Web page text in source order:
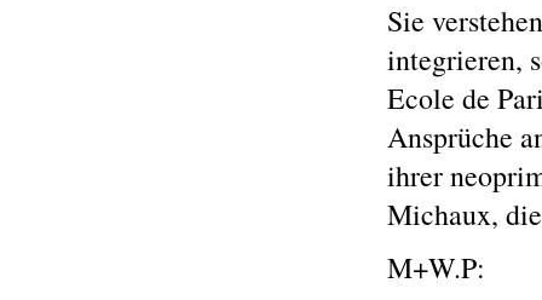
Sie
integrieren,
Ecole de
Ansprüche
ihrer
Michaux,
M+W.P: